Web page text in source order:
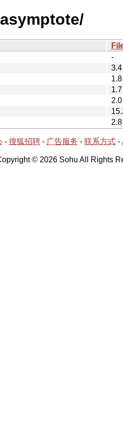
-
- 搜狐招聘- 广告服务 - 联系方式-
© 2026 Sohu All Rights